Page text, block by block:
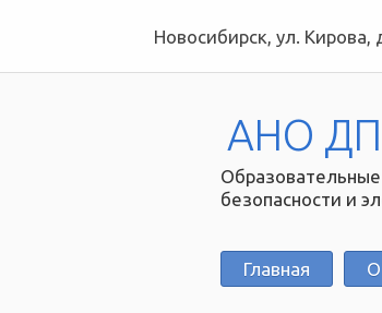
Новосибирск, ул. Кирова,
АНО
безопасности и
Главная О